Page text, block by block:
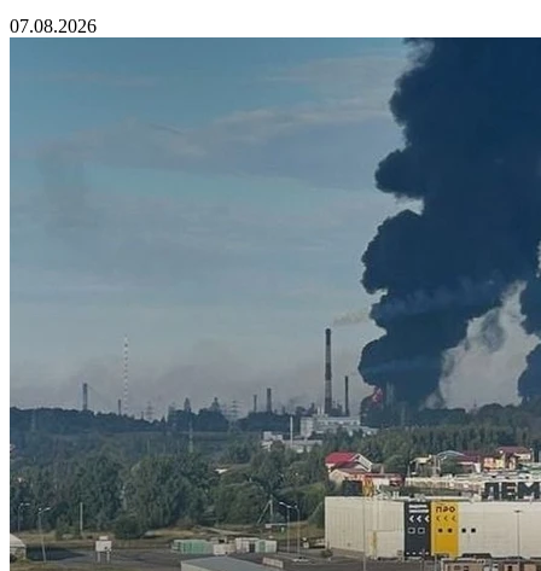
07.08.2026